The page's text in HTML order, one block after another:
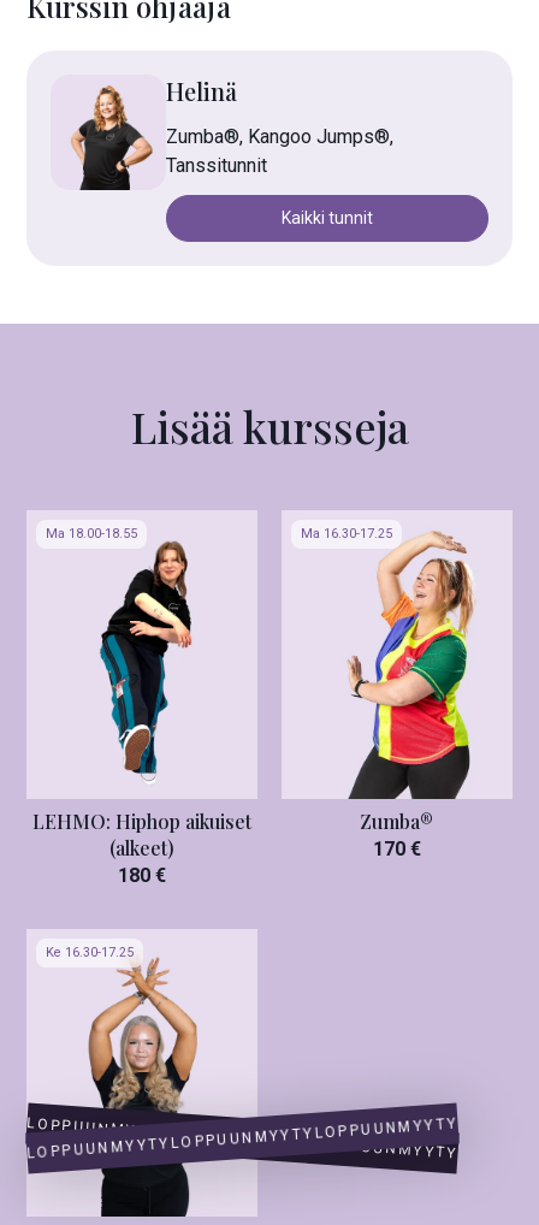
Helinä
Zumba®, Kangoo Jumps®,
Tanssitunnit
Kaikki tunnit
Lisää kursseja
Ma 18.00-18.55
LEHMO: Hiphop aikuiset
(alkeet)
180 €
Ma 16.30-17.25
Zumba®
170 €
LOPPUUNMYYTYLOPPUUNMYYTYLOPPUUNMYYTY
LOPPUUNMYYTYLOPPUUNMYYTYLOPPUUNMYYTY
Ke 16.30-17.25